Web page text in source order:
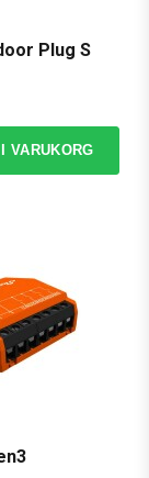
Plug S
VARUKORG